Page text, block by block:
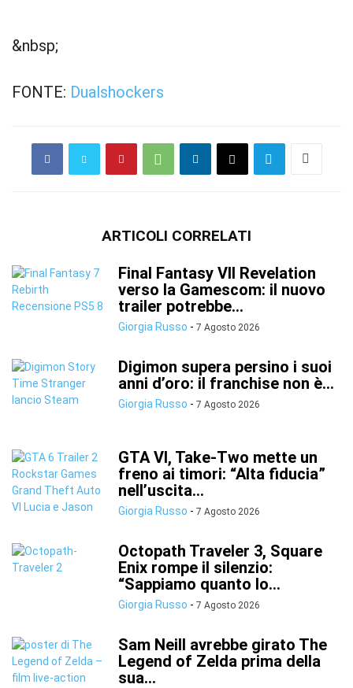
&nbsp;
FONTE: Dualshockers
ARTICOLI CORRELATI
Final Fantasy VII Revelation
verso la Gamescom: il nuovo
trailer potrebbe...
Giorgia Russo - 7 Agosto 2026
Digimon supera persino i suoi
anni d’oro: il franchise non è...
Giorgia Russo - 7 Agosto 2026
GTA VI, Take-Two mette un
freno ai timori: “Alta fiducia”
nell’uscita...
Giorgia Russo - 7 Agosto 2026
Octopath Traveler 3, Square
Enix rompe il silenzio:
“Sappiamo quanto lo...
Giorgia Russo - 7 Agosto 2026
Sam Neill avrebbe girato The
Legend of Zelda prima della
sua...